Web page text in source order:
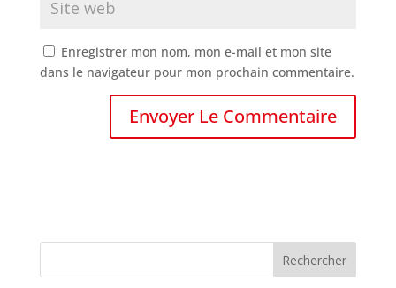
Enregistrer mon nom, mon e-mail et mon site
dans le navigateur pour mon prochain commentaire.